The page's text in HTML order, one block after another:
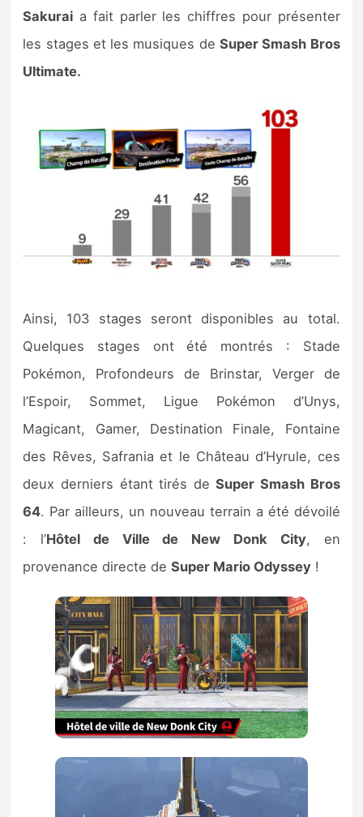
Sakurai a fait parler les chiffres pour présenter
les stages et les musiques deSuper Smash Bros
Ultimate.
Ainsi, 103 stages seront disponibles au total.
Quelques stages ont été montrés : Stade
Pokémon, Profondeurs de Brinstar, Verger de
l’Espoir, Sommet, Ligue Pokémon d’Unys,
Magicant, Gamer, Destination Finale, Fontaine
des Rêves, Safrania et le Château d’Hyrule, ces
deux derniers étant tirés deSuper Smash Bros
64. Par ailleurs, un nouveau terrain a été dévoilé
: l’Hôtel de Ville de New Donk City, en
provenance directe deSuper Mario Odyssey !